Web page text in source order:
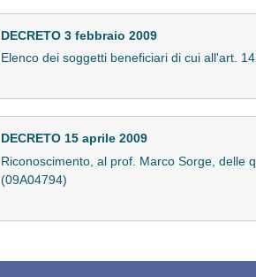
DECRETO 3 febbraio 2009
Elenco dei soggetti beneficiari di cui all'art.
DECRETO 15 aprile 2009
Riconoscimento, al prof. Marco Sorge, delle
(09A04794)